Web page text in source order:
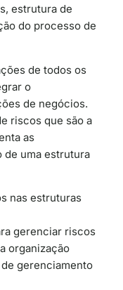
estrutura de
do processo de
de todos os
o
de negócios.
riscos que são a
as
de uma estrutura
nas estruturas
gerenciar riscos
organização
gerenciamento